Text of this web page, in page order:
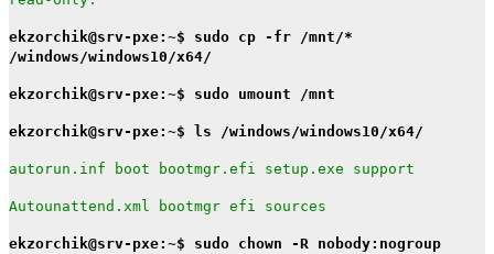
ekzorchik@srv-pxe:~$ sudo cp -fr /mnt/*
/windows/windows10/x64/
ekzorchik@srv-pxe:~$ sudo umount /mnt
ekzorchik@srv-pxe:~$ ls /windows/windows10/x64/
autorun.inf boot bootmgr.efi setup.exe support
Autounattend.xml bootmgr efi sources
ekzorchik@srv-pxe:~$ sudo chown -R nobody:nogroup